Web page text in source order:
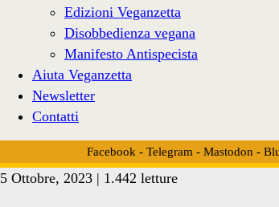
Edizioni Veganzetta
Disobbedienza vegana
Manifesto Antispecista
Aiuta Veganzetta
Newsletter
Contatti
Facebook - Telegram - Mastodon -
5 Ottobre, 2023 | 1.442 letture